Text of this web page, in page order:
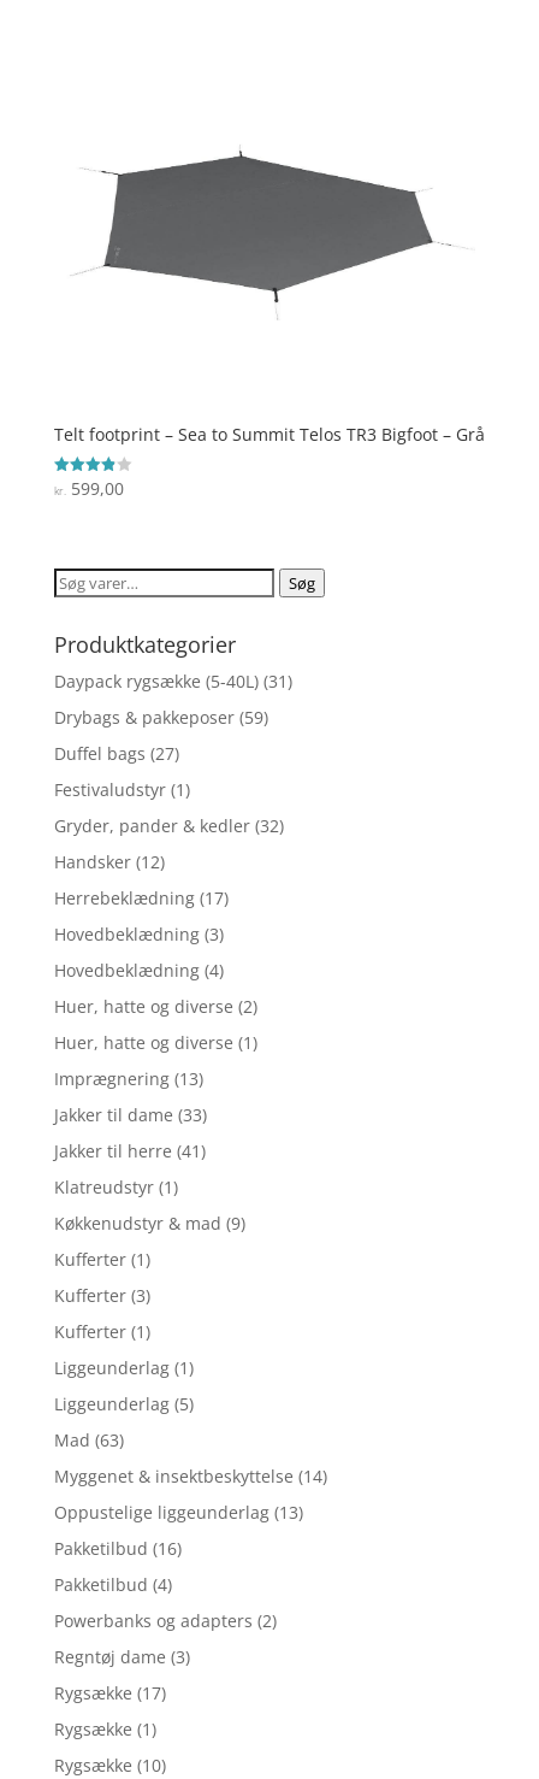
Telt footprint – Sea to Summit Telos TR3 Bigfoot – Grå
Vurderet
3.9
kr.599,00
Søg
Søg
Produktkategorier
Daypack rygsække (5-40L) (31)
Drybags & pakkeposer (59)
Duffel bags (27)
Festivaludstyr (1)
Gryder, pander & kedler (32)
Handsker (12)
Herrebeklædning (17)
Hovedbeklædning (3)
Hovedbeklædning (4)
Huer, hatte og diverse (2)
Huer, hatte og diverse (1)
Imprægnering (13)
Jakker til dame (33)
Jakker til herre (41)
Klatreudstyr (1)
Køkkenudstyr & mad (9)
Kufferter (1)
Kufferter (3)
Kufferter (1)
Liggeunderlag (1)
Liggeunderlag (5)
Mad (63)
Myggenet & insektbeskyttelse (14)
Oppustelige liggeunderlag (13)
Pakketilbud (16)
Pakketilbud (4)
Powerbanks og adapters (2)
Regntøj dame (3)
Rygsække (17)
Rygsække (1)
Rygsække (10)